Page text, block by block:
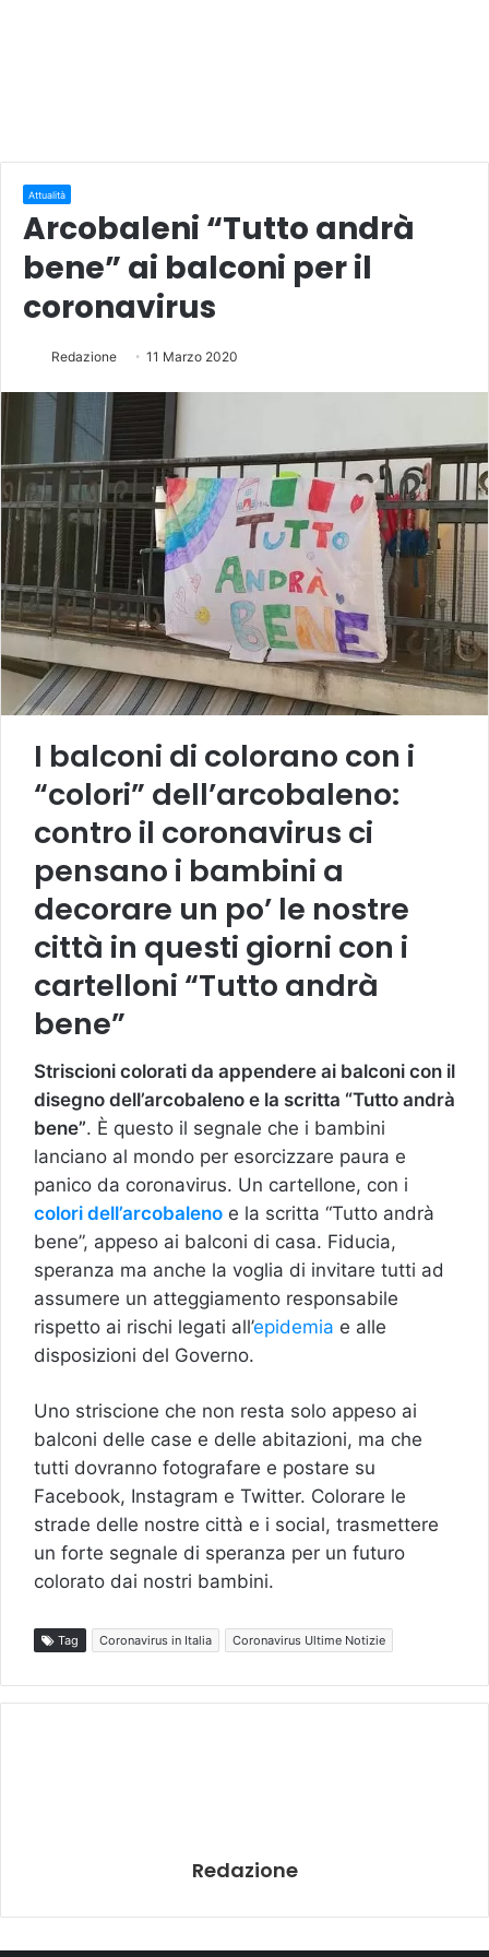
Attualità
Arcobaleni “Tutto andrà
bene” ai balconi per il
coronavirus
Redazione 11 Marzo 2020
I balconi di colorano con i
“colori” dell’arcobaleno:
contro il coronavirus ci
pensano i bambini a
decorare un po’ le nostre
città in questi giorni con i
cartelloni “Tutto andrà
bene”
Striscioni colorati da appendere ai balconi con il
disegno dell’arcobaleno e la scritta “Tutto andrà
bene”. È questo il segnale che i bambini
lanciano al mondo per esorcizzare paura e
panico da coronavirus. Un cartellone, con i
colori dell’arcobaleno e la scritta “Tutto andrà
bene”, appeso ai balconi di casa. Fiducia,
speranza ma anche la voglia di invitare tutti ad
assumere un atteggiamento responsabile
rispetto ai rischi legati all’epidemia e alle
disposizioni del Governo.
Uno striscione che non resta solo appeso ai
balconi delle case e delle abitazioni, ma che
tutti dovranno fotografare e postare su
Facebook, Instagram e Twitter. Colorare le
strade delle nostre città e i social, trasmettere
un forte segnale di speranza per un futuro
colorato dai nostri bambini.
Tag Coronavirus in Italia Coronavirus Ultime Notizie
Redazione